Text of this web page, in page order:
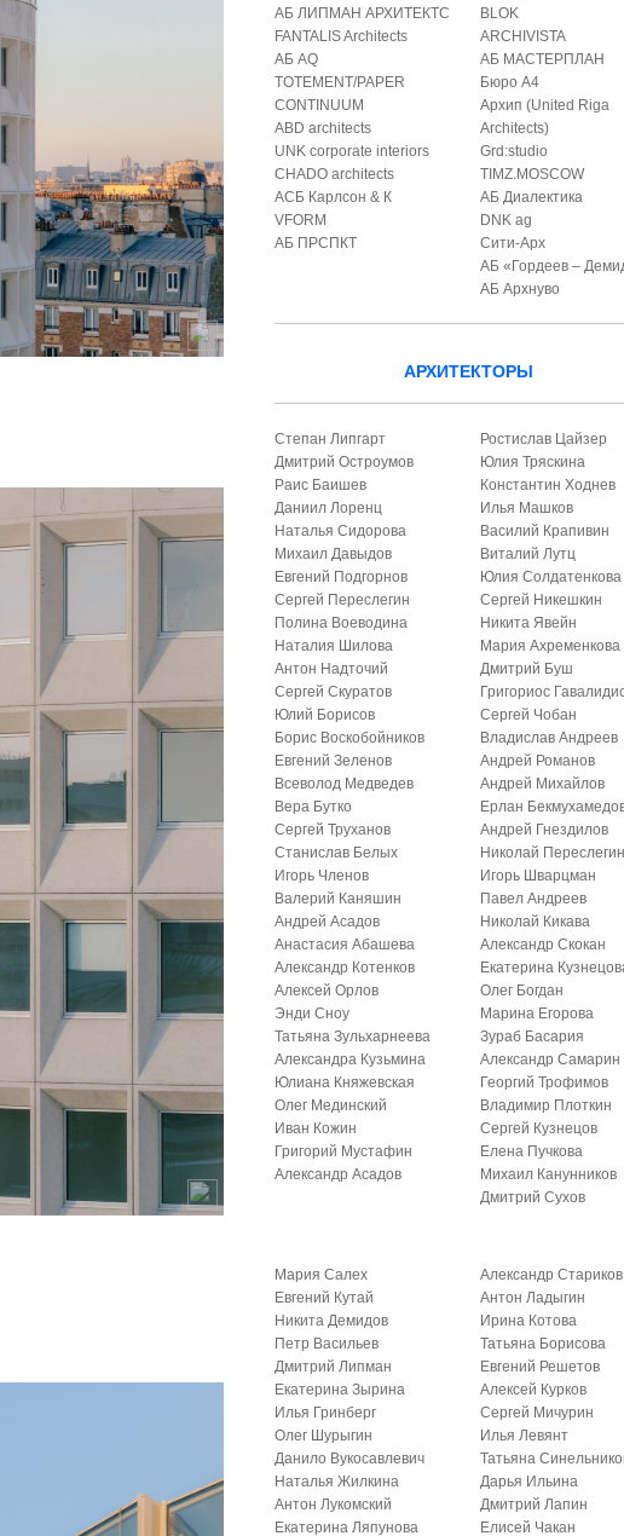
АБ ЛИПМАН АРХИТЕКТС
FANTALIS Architects
АБ AQ
TOTEMENT/PAPER
CONTINUUM
ABD architects
UNK corporate interiors
CHADO architects
АСБ Карлсон & К
VFORM
АБ ПРСПКТ
BLOK
ARCHIVISTA
АБ МАСТЕРПЛАН
Бюро А4
Архип (United Riga
Architects)
Grd:studio
TIMZ.MOSCOW
АБ Диалектика
DNK ag
Сити-Арх
АБ «Гордеев –
АБ Архнуво
АРХИТЕКТОРЫ
Степан Липгарт
Дмитрий Остроумов
Раис Баишев
Даниил Лоренц
Наталья Сидорова
Михаил Давыдов
Евгений Подгорнов
Сергей Переслегин
Полина Воеводина
Наталия Шилова
Антон Надточий
Сергей Скуратов
Юлий Борисов
Борис Воскобойников
Евгений Зеленов
Всеволод Медведев
Вера Бутко
Сергей Труханов
Станислав Белых
Игорь Членов
Валерий Каняшин
Андрей Асадов
Анастасия Абашева
Александр Котенков
Алексей Орлов
Энди Сноу
Татьяна Зульхарнеева
Александра Кузьмина
Юлиана Княжевская
Олег Мединский
Иван Кожин
Григорий Мустафин
Александр Асадов
Ростислав Цайзер
Юлия Тряскина
Константин Ходнев
Илья Машков
Василий Крапивин
Виталий Лутц
Юлия Солдатенкова
Сергей Никешкин
Никита Явейн
Мария Ахременкова
Дмитрий Буш
Григориос
Сергей Чобан
Владислав Андреев
Андрей Романов
Андрей Михайлов
Ерлан
Андрей Гнездилов
Николай
Игорь Шварцман
Павел Андреев
Николай Кикава
Александр Скокан
Екатерина
Олег Богдан
Марина Егорова
Зураб Басария
Александр Самарин
Георгий Трофимов
Владимир Плоткин
Сергей Кузнецов
Елена Пучкова
Михаил Канунников
Дмитрий Сухов
Мария Салех
Евгений Кутай
Никита Демидов
Петр Васильев
Дмитрий Липман
Екатерина Зырина
Илья Гринберг
Олег Шурыгин
Данило Вукосавлевич
Наталья Жилкина
Антон Лукомский
Екатерина Ляпунова
Александр Стариков
Антон Ладыгин
Ирина Котова
Татьяна Борисова
Евгений Решетов
Алексей Курков
Сергей Мичурин
Илья Левянт
Татьяна
Дарья Ильина
Дмитрий Лапин
Елисей Чакан